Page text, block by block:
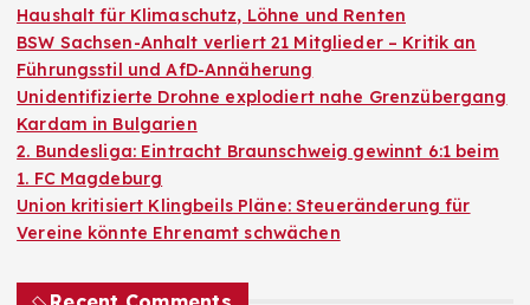
Haushalt für Klimaschutz, Löhne und Renten
BSW Sachsen-Anhalt verliert 21 Mitglieder – Kritik an
Führungsstil und AfD-Annäherung
Unidentifizierte Drohne explodiert nahe Grenzübergang
Kardam in Bulgarien
2. Bundesliga: Eintracht Braunschweig gewinnt 6:1 beim
1. FC Magdeburg
Union kritisiert Klingbeils Pläne: Steueränderung für
Vereine könnte Ehrenamt schwächen